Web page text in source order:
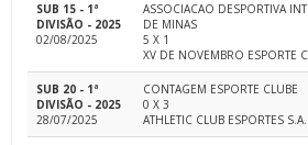
SUB 15 - 1ª
DIVISÃO - 2025
02/08/2025
ASSOCIACAO DESPORTIVA
DE MINAS
5 X 1
XV DE NOVEMBRO ESPORTE
SUB 20 - 1ª
DIVISÃO - 2025
28/07/2025
CONTAGEM ESPORTE CLUBE
0 X 3
ATHLETIC CLUB ESPORTES